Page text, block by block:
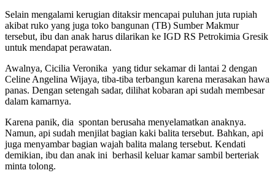
Selain mengalami kerugian ditaksir mencapai puluhan juta rupiah
akibat ruko yang juga toko bangunan (TB) Sumber Makmur
tersebut, ibu dan anak harus dilarikan ke IGD RS Petrokimia Gresik
untuk mendapat perawatan.
Awalnya, Cicilia Veronika yang tidur sekamar di lantai 2 dengan
Celine Angelina Wijaya, tiba-tiba terbangun karena merasakan hawa
panas. Dengan setengah sadar, dilihat kobaran api sudah membesar
dalam kamarnya.
Karena panik, dia spontan berusaha menyelamatkan anaknya.
Namun, api sudah menjilat bagian kaki balita tersebut. Bahkan, api
juga menyambar bagian wajah balita malang tersebut. Kendati
demikian, ibu dan anak ini berhasil keluar kamar sambil berteriak
minta tolong.